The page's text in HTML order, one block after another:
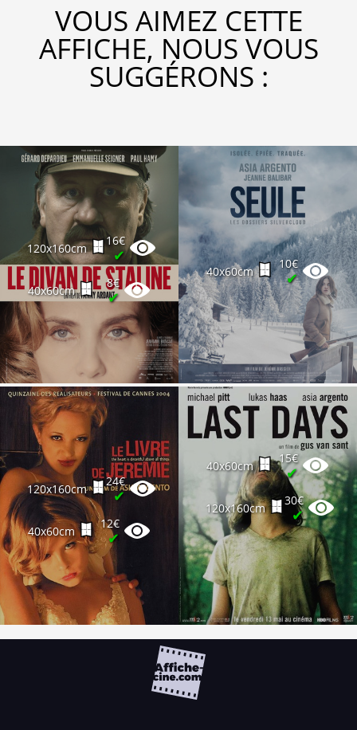
VOUS AIMEZ CETTE
AFFICHE, NOUS VOUS
SUGGÉRONS :
120x160cm
16€
✔
40x60cm
8€
✔
40x60cm
10€
✔
120x160cm
24€
✔
40x60cm
12€
✔
40x60cm
15€
✔
120x160cm
30€
✔